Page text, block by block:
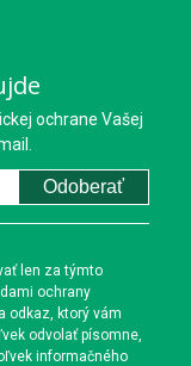
ochrane Vašej
Odoberať
len za týmto
ochrany
odkaz, ktorý vám
odvolať písomne,
informačného